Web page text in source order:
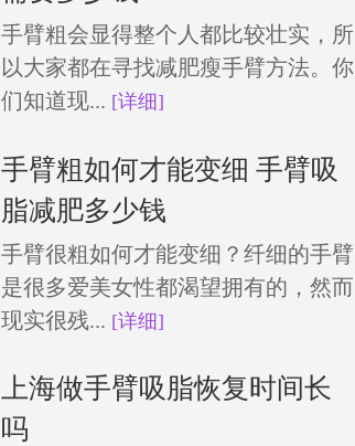
手臂粗会显得整个人都比较壮实，所
以大家都在寻找减肥瘦手臂方法。你
们知道现... [详细]
手臂粗如何才能变细 手臂吸
脂减肥多少钱
手臂很粗如何才能变细？纤细的手臂
是很多爱美女性都渴望拥有的，然而
现实很残... [详细]
上海做手臂吸脂恢复时间长
吗